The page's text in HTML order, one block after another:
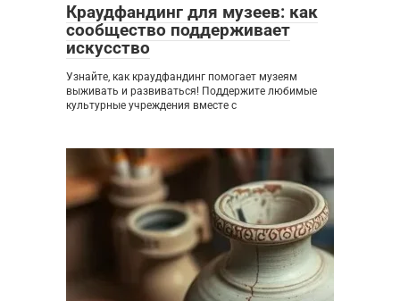
Краудфандинг для музеев: как
сообщество поддерживает
искусство
Узнайте, как краудфандинг помогает музеям
выживать и развиваться! Поддержите любимые
культурные учреждения вместе с